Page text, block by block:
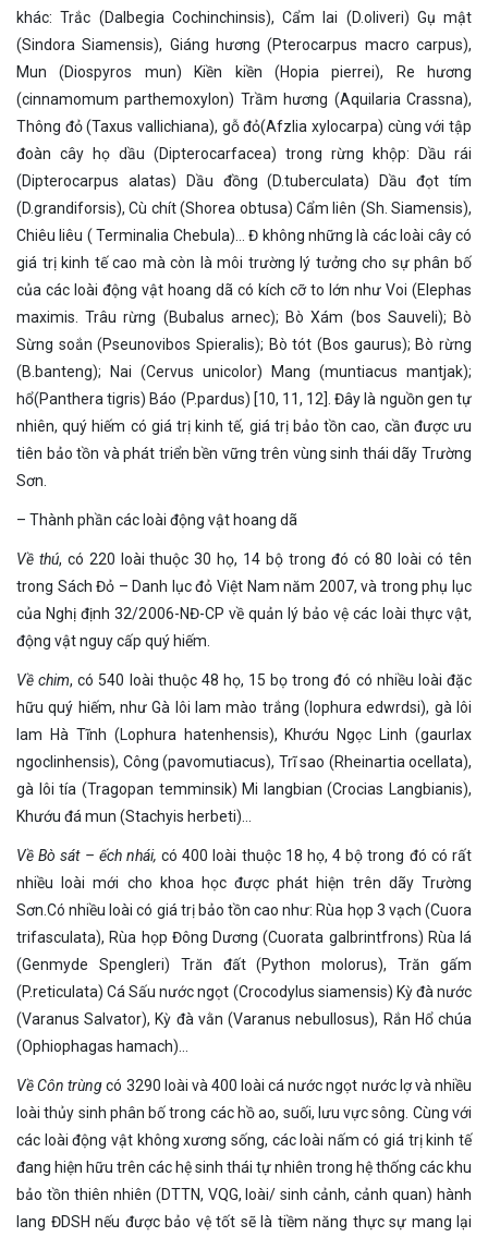
khác: Trắc (Dalbegia Cochinchinsis), Cẩm lai (D.oliveri) Gụ mật
(Sindora Siamensis), Giáng hương (Pterocarpus macro carpus),
Mun (Diospyros mun) Kiền kiền (Hopia pierrei), Re hương
(cinnamomum parthemoxylon) Trầm hương (Aquilaria Crassna),
Thông đỏ (Taxus vallichiana), gỗ đỏ(Afzlia xylocarpa) cùng với tập
đoàn cây họ dầu (Dipterocarfacea) trong rừng khộp: Dầu rái
(Dipterocarpus alatas) Dầu đồng (D.tuberculata) Dầu đọt tím
(D.grandiforsis), Cù chít (Shorea obtusa) Cẩm liên (Sh. Siamensis),
Chiêu liêu ( Terminalia Chebula)… Đ không những là các loài cây có
giá trị kinh tế cao mà còn là môi trường lý tưởng cho sự phân bố
của các loài động vật hoang dã có kích cỡ to lớn như Voi (Elephas
maximis. Trâu rừng (Bubalus arnec); Bò Xám (bos Sauveli); Bò
Sừng soắn (Pseunovibos Spieralis); Bò tót (Bos gaurus); Bò rừng
(B.banteng); Nai (Cervus unicolor) Mang (muntiacus mantjak);
hổ(Panthera tigris) Báo (P.pardus) [10, 11, 12]. Đây là nguồn gen tự
nhiên, quý hiếm có giá trị kinh tế, giá trị bảo tồn cao, cần được ưu
tiên bảo tồn và phát triển bền vững trên vùng sinh thái dãy Trường
Sơn.
– Thành phần các loài động vật hoang dã
Về thú, có 220 loài thuộc 30 họ, 14 bộ trong đó có 80 loài có tên
trong Sách Đỏ – Danh lục đỏ Việt Nam năm 2007, và trong phụ lục
của Nghị định 32/2006-NĐ-CP về quản lý bảo vệ các loài thực vật,
động vật nguy cấp quý hiếm.
Về chim, có 540 loài thuộc 48 họ, 15 bọ trong đó có nhiều loài đặc
hữu quý hiếm, như Gà lôi lam mào trắng (lophura edwrdsi), gà lôi
lam Hà Tĩnh (Lophura hatenhensis), Khướu Ngọc Linh (gaurlax
ngoclinhensis), Công (pavomutiacus), Trĩ sao (Rheinartia ocellata),
gà lôi tía (Tragopan temminsik) Mi langbian (Crocias Langbianis),
Khướu đá mun (Stachyis herbeti)…
Về Bò sát – ếch nhái, có 400 loài thuộc 18 họ, 4 bộ trong đó có rất
nhiều loài mới cho khoa học được phát hiện trên dãy Trường
Sơn.Có nhiều loài có giá trị bảo tồn cao như: Rùa họp 3 vạch (Cuora
trifasculata), Rùa họp Đông Dương (Cuorata galbrintfrons) Rùa lá
(Genmyde Spengleri) Trăn đất (Python molorus), Trăn gấm
(P.reticulata) Cá Sấu nước ngọt (Crocodylus siamensis) Kỳ đà nước
(Varanus Salvator), Kỳ đà vằn (Varanus nebullosus), Rắn Hổ chúa
(Ophiophagas hamach)…
Về Côn trùngcó 3290 loài và 400 loài cá nước ngọt nước lợ và nhiều
loài thủy sinh phân bố trong các hồ ao, suối, lưu vực sông. Cùng với
các loài động vật không xương sống, các loài nấm có giá trị kinh tế
đang hiện hữu trên các hệ sinh thái tự nhiên trong hệ thống các khu
bảo tồn thiên nhiên (DTTN, VQG, loài/ sinh cảnh, cảnh quan) hành
lang ĐDSH nếu được bảo vệ tốt sẽ là tiềm năng thực sự mang lại